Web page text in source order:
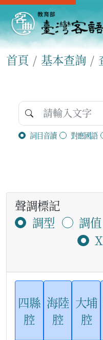
首頁 基本查詢
詞目音讀 對應國語
聲調標記
調型
調值
四縣
腔
海陸
腔
大埔
腔